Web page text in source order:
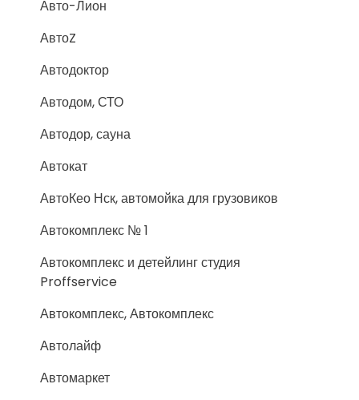
Авто-Лион
АвтоZ
Автодоктор
Автодом, СТО
Автодор, сауна
Автокат
АвтоКео Нск, автомойка для грузовиков
Автокомплекс № 1
Автокомплекс и детейлинг студия
Proffservice
Автокомплекс, Автокомплекс
Автолайф
Автомаркет